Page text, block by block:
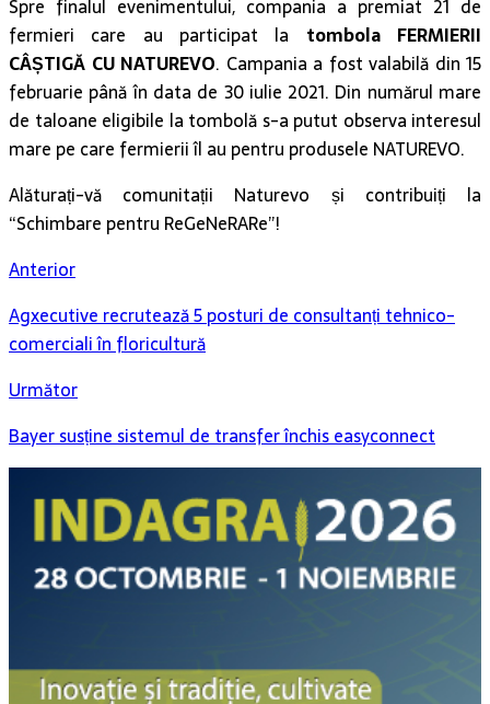
Spre finalul evenimentului, compania a premiat 21 de
fermieri care au participat la tombola FERMIERII
CÂȘTIGĂ CU NATUREVO. Campania a fost valabilă din 15
februarie până în data de 30 iulie 2021. Din numărul mare
de taloane eligibile la tombolă s-a putut observa interesul
mare pe care fermierii îl au pentru produsele NATUREVO.
Alăturați-vă comunitații Naturevo și contribuiți la
“Schimbare pentru ReGeNeRARe”!
Anterior
Agxecutive recrutează 5 posturi de consultanți tehnico-
comerciali în floricultură
Următor
Bayer susține sistemul de transfer închis easyconnect